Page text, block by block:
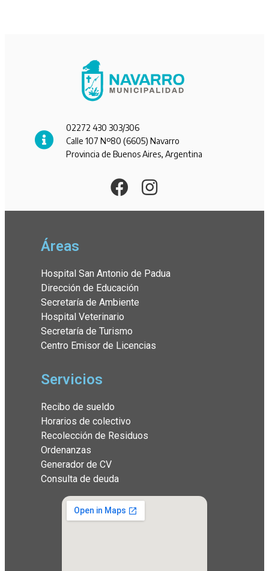
02272 430 303/306
Calle 107 Nº80 (6605) Navarro
Provincia de Buenos Aires, Argentina
Áreas
Hospital San Antonio de Padua
Dirección de Educación
Secretaría de Ambiente
Hospital Veterinario
Secretaría de Turismo
Centro Emisor de Licencias
Servicios
Recibo de sueldo
Horarios de colectivo
Recolección de Residuos
Ordenanzas
Generador de CV
Consulta de deuda